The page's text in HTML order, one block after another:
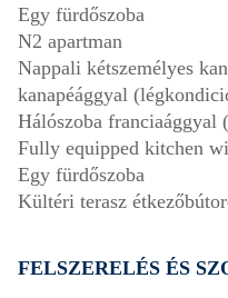
Egy fürdőszoba
N2 apartman
Nappali kétszemélyes
kanapéággyal
Hálószoba franciaággyal
Fully equipped kitchen
Egy fürdőszoba
Kültéri terasz
FELSZERELÉS ÉS